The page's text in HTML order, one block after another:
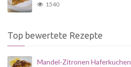
1540
Top bewertete Rezepte
Mandel-Zitronen Haferkuchen